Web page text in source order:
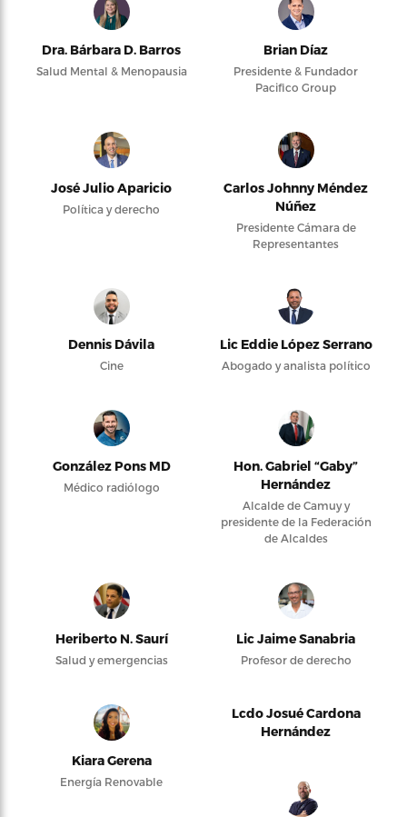
Dra. Bárbara D. Barros
Salud Mental & Menopausia
Brian Díaz
Presidente & Fundador
Pacifico Group
José Julio Aparicio
Política y derecho
Carlos Johnny Méndez
Núñez
Presidente Cámara de
Representantes
Dennis Dávila
Cine
Lic Eddie López Serrano
Abogado y analista político
González Pons MD
Médico radiólogo
Hon. Gabriel “Gaby”
Hernández
Alcalde de Camuy y
presidente de la Federación
de Alcaldes
Heriberto N. Saurí
Salud y emergencias
Lic Jaime Sanabria
Profesor de derecho
Kiara Gerena
Energía Renovable
Lcdo Josué Cardona
Hernández